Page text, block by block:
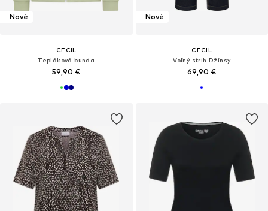
Nové
CECIL
Tepláková bunda
59,90 €
Nové
CECIL
Voľný strih Džínsy
69,90 €